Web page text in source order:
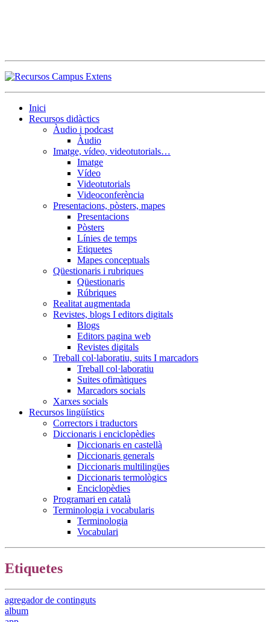
Inici
Recursos didàctics
Àudio i podcast
Àudio
Imatge, vídeo, videotutorials…
Imatge
Vídeo
Videotutorials
Videoconferència
Presentacions, pòsters, mapes
Presentacions
Pòsters
Línies de temps
Etiquetes
Mapes conceptuals
Qüestionaris i rubriques
Qüestionaris
Rúbriques
Realitat augmentada
Revistes, blogs I editors digitals
Blogs
Editors pagina web
Revistes digitals
Treball col·laboratiu, suits I marcadors
Treball col·laboratiu
Suites ofimàtiques
Marcadors socials
Xarxes socials
Recursos lingüístics
Correctors i traductors
Diccionaris i enciclopèdies
Diccionaris en castellà
Diccionaris generals
Diccionaris multilingües
Diccionaris termològics
Enciclopèdies
Programari en català
Terminologia i vocabularis
Terminologia
Vocabulari
Etiquetes
agregador de continguts
album